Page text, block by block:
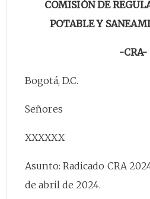
COMISIÓN DE
POTABLE Y
-CRA-
Bogotá, D.C.
Señores
XXXXXX
Asunto: Radicado CRA
de abril de 2024.